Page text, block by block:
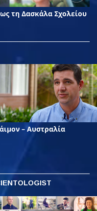
τη Δασκάλα Σχολείου
– Αυστραλία